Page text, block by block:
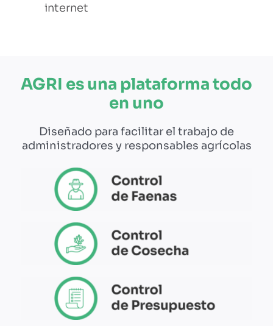
internet
AGRI es una plataforma todo
en uno
Diseñado para facilitar el trabajo de
administradores y responsables agrícolas